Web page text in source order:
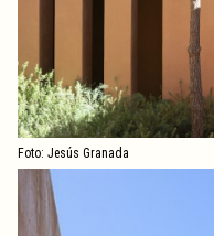
Foto: Jesús Granada